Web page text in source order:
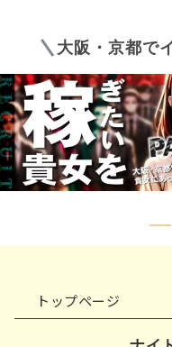
大阪・京都で
トップページ